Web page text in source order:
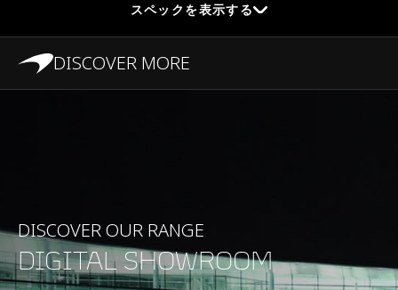
スペックを表示する
0-100 km/h (62 mph) 3.0 s
0-200 km/h (124 mph)8.6 s
DISCOVER MORE
DISCOVER OUR RANGE
DIGITAL SHOWROOM